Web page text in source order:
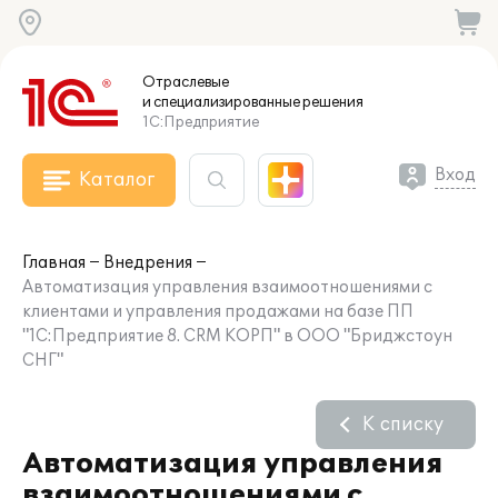
Отраслевые
и специализированныерешения
1С:Предприятие
Каталог Вход
Главная
Внедрения
Автоматизация управления взаимоотношениями с
клиентами и управления продажами на базе ПП
"1С:Предприятие 8. CRM КОРП" в ООО "Бриджстоун
СНГ"
Автоматизация управления
К списку